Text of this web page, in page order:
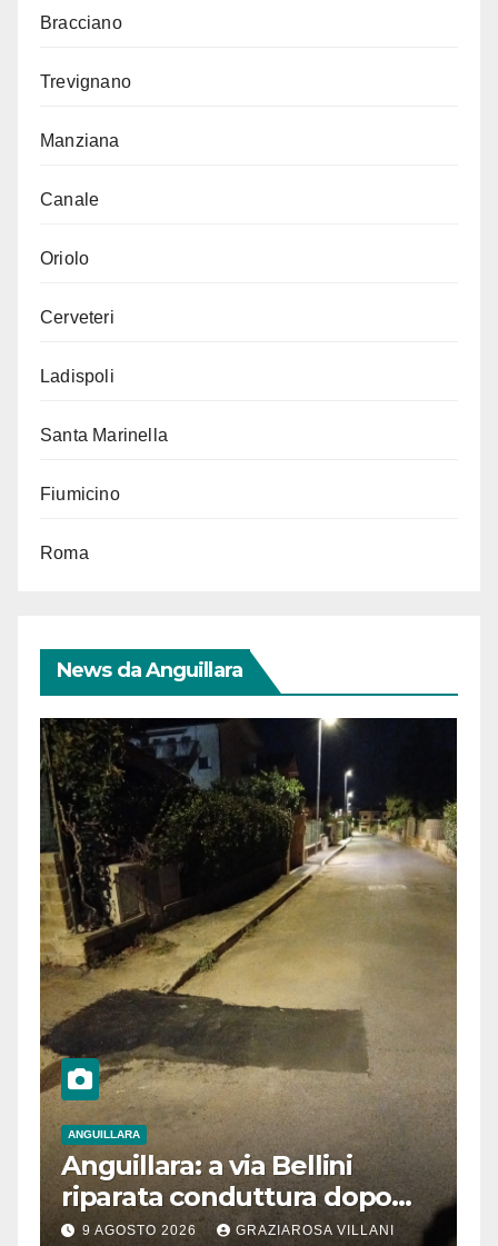
Bracciano
Trevignano
Manziana
Canale
Oriolo
Cerveteri
Ladispoli
Santa Marinella
Fiumicino
Roma
News da Anguillara
ANGUILLARA
Anguillara: a via Bellini
riparata conduttura dopo
segnalazione IdD
9 AGOSTO 2026 GRAZIAROSA VILLANI